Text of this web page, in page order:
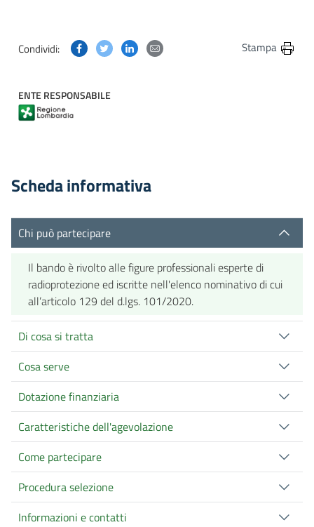
Condividi: Condividi questa pagina su Facebook
Condividi questa pagina su Twitter
Condividi questa pagina su Linkedin
Condividi questa pagina via
Stampa
ENTE RESPONSABILE
Scheda informativa
Chi può partecipare
Il bando è rivolto alle figure professionali esperte di
radioprotezione ed iscritte nell'elenco nominativo di cui
all’articolo 129 del d.lgs. 101/2020.
Di cosa si tratta
Cosa serve
Dotazione finanziaria
Caratteristiche dell'agevolazione
Come partecipare
Procedura selezione
Informazioni e contatti